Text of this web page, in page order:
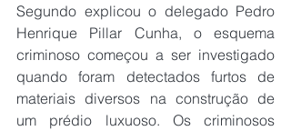
Segundo explicou o delegado Pedro
Henrique Pillar Cunha, o esquema
criminoso começou a ser investigado
quando foram detectados furtos de
materiais diversos na construção de
um prédio luxuoso. Os criminosos